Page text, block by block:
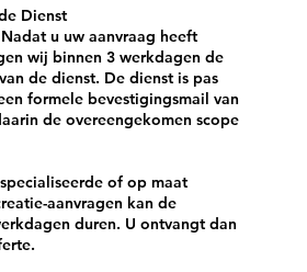
Dienst
u uw aanvraag heeft
wij binnen 3 werkdagen de
de dienst. De dienst is pas
formele bevestigingsmail van
de overeengekomen scope
of op maat
aanvragen kan de
duren. U ontvangt dan